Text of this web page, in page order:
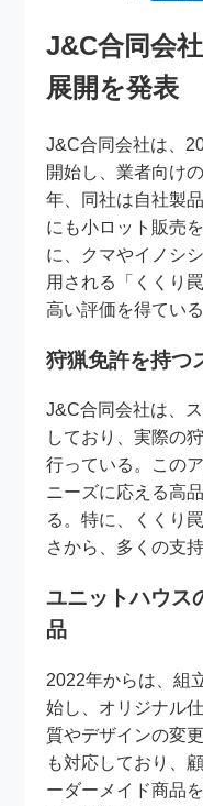
J&C合同会
展開を発表
J&C合同会社は、
開始し、業者向け
年、同社は自社製
にも小ロット販売
に、クマやイノシ
用される「くくり
高い評価を得ている
狩猟免許を持つ
J&C合同会社は、
しており、実際の
行っている。この
ニーズに応える高
る。特に、くくり
さから、多くの支
ユニットハウス
品
2022年からは、組
始し、オリジナル
質やデザインの変
も対応しており、
ーダーメイド商品